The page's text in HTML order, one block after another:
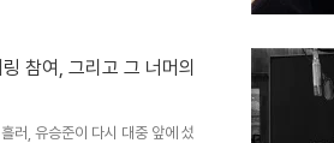
이, 라디, 일리닛, 딘 등 실력파
언급된 것은 예상 ..
참여, 그리고 그 너머의
러, 유승준이 다시 대중 앞에 섰